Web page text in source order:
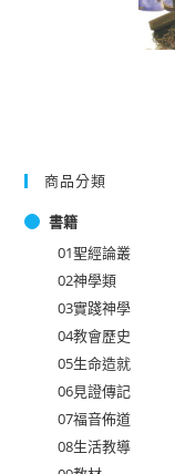
商品分類
書籍
01聖經論叢
02神學類
03實踐神學
04教會歷史
05生命造就
06見證傳記
07福音佈道
08生活教導